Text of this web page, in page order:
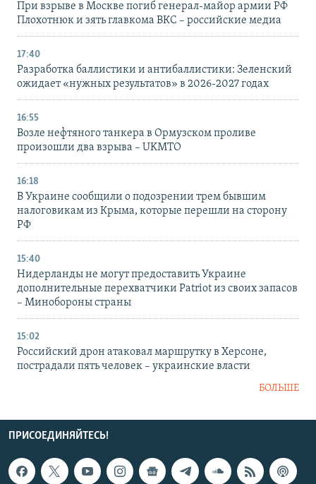
При взрыве в Москве погиб генерал-майор армии РФ
Плохотнюк и зять главкома ВКС – российские медиа
17:40
Разработка баллистики и антибаллистики: Зеленский
ожидает «нужных результатов» в 2026-2027 годах
16:55
Возле нефтяного танкера в Ормузском проливе
произошли два взрыва – UKMTO
16:18
В Украине сообщили о подозрении трем бывшим
налоговикам из Крыма, которые перешли на сторону
РФ
15:40
Нидерланды не могут предоставить Украине
дополнительные перехватчики Patriot из своих запасов
– Минобороны страны
15:02
Российский дрон атаковал маршрутку в Херсоне,
пострадали пять человек – украинские власти
БОЛЬШЕ
ПРИСОЕДИНЯЙТЕСЬ!